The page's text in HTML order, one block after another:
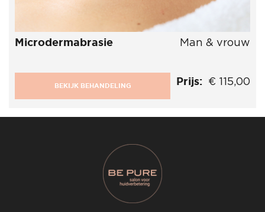
Microdermabrasie Man & vrouw
BEKIJK BEHANDELING Prijs: € 115,00